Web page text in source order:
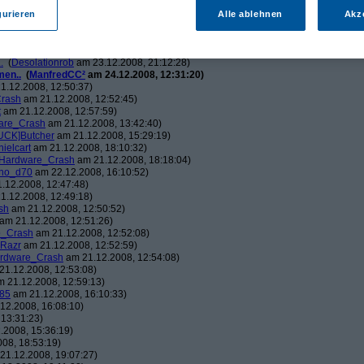
am 23.12.2008, 08:25:26)
(Desolationrob am 23.12.2008, 21:12:28)
(ManfredCC² am 24.12.2008, 12:31:20)
12:50:37)
am 21.12.2008, 12:52:45)
am 21.12.2008, 12:57:59)
am 21.12.2008, 13:42:40)
am 21.12.2008, 15:29:19)
am 21.12.2008, 18:10:32)
Hardware_Crash am 21.12.2008, 18:18:04)
am 22.12.2008, 16:10:52)
12:47:48)
12:49:18)
am 21.12.2008, 12:50:52)
am 21.12.2008, 12:51:26)
am 21.12.2008, 12:52:08)
am 21.12.2008, 12:52:59)
am 21.12.2008, 12:54:08)
12:53:08)
21.12.2008, 12:59:13)
am 21.12.2008, 16:10:33)
16:08:10)
15:36:19)
18:53:19)
19:07:27)
Alle ablehnen